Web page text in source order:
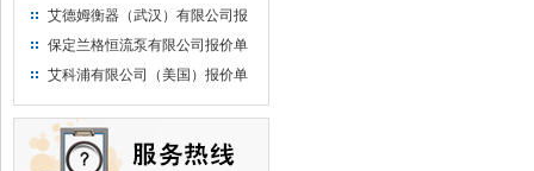
价单
艾德姆衡器（武汉）有限公司报
价单
保定兰格恒流泵有限公司报价单
艾科浦有限公司（美国）报价单